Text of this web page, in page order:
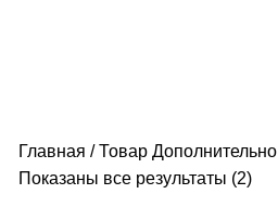
Главная Товар Дополнительно
Показаны все результаты (2)